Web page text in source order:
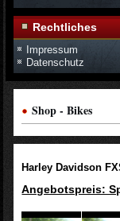
Rechtliches
Impressum
Datenschutz
Shop - Bikes
Harley Davidson
Angebotspreis: